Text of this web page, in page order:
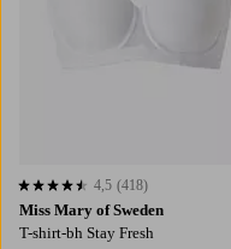
Miss Mary of Sweden
T-shirt-bh Stay Fresh
4,5 baseret på 418 bedømmelser
4,5 (418)